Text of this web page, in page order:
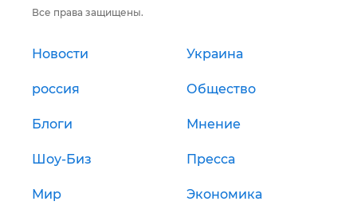
Все права защищены.
Новости Украина
россия Общество
Блоги Мнение
Шоу-Биз Пресса
Мир Экономика